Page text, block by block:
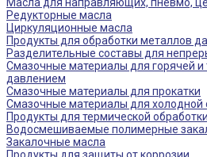
Редукторные масла
Циркуляционные масла
Продукты для обработки металлов
Разделительные составы для
Смазочные материалы для горячей и
давлением
Смазочные материалы для прокатки
Смазочные материалы для холодной
Продукты для термической обработки
Водосмешиваемые полимерные
Закалочные масла